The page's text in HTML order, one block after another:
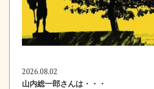
2026.08.02
山内総一郎さんは・・・